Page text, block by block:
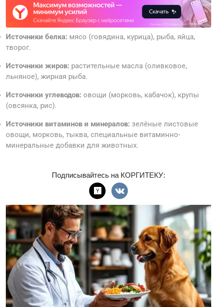
Источники белка: мясо (говядина, курица), рыба, яйца,
творог.
Источники жиров: растительные масла (оливковое,
льняное), жирная рыба.
Источники углеводов: овощи (морковь, кабачок), крупы
(овсянка, рис).
Источники витаминов и минералов: зелёные листовые
овощи, морковь, тыква, специальные витаминно-
минеральные добавки для животных.
Подписывайтесь на КОРГИТЕКУ: